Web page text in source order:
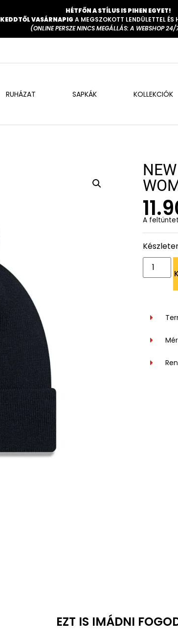
HÉTFŐN A STÍLUS IS PIHEN EGYET!
KEDDTŐL VASÁRNAPIG A MEGSZOKOTT LENDÜLETTEL
(ONLINE PERSZE NINCS MEGÁLLÁS: A WEBSHOP
RUHÁZAT SAPKÁK KOLLEKCIÓK
A
EZT IS IMÁDNI